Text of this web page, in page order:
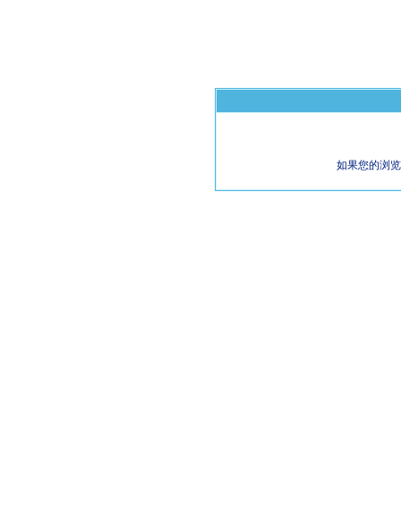
如果您的浏